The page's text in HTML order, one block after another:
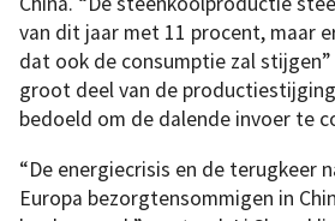
van dit jaar met 11 procent, maar
dat ook de consumptie zal stijgen”
groot deel van de
bedoeld om de dalende invoer te
“De energiecrisis en de terugkeer
Europa bezorgtensommigen in